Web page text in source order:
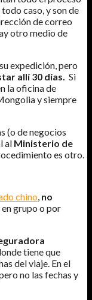
caso, y son de
de correo
otro medio de
expedición, pero
allí 30 días. Si
la oficina de
y siempre
(o de negocios
al Ministerio de
es otro.
chino no
en grupo o por
tiene que
del viaje. En el
pero no las fechas y